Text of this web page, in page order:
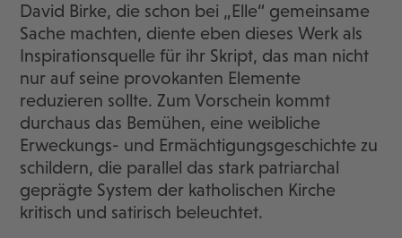
David Birke, die schon bei „Elle“ gemeinsame
Sache machten, diente eben dieses Werk als
Inspirationsquelle für ihr Skript, das man nicht
nur auf seine provokanten Elemente
reduzieren sollte. Zum Vorschein kommt
durchaus das Bemühen, eine weibliche
Erweckungs- und Ermächtigungsgeschichte zu
schildern, die parallel das stark patriarchal
geprägte System der katholischen Kirche
kritisch und satirisch beleuchtet.